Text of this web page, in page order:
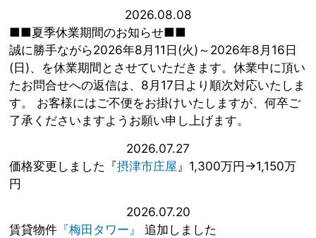
2026.08.08
■■夏季休業期間のお知らせ■■
誠に勝手ながら2026年8月11日(火)～2026年8月16日
(日)、を休業期間とさせていただきます。休業中に頂い
たお問合せへの返信は、8月17日より順次対応いたしま
す。 お客様にはご不便をお掛けいたしますが、何卒ご
了承くださいますようお願い申し上げます。
2026.07.27
価格変更しました『摂津市庄屋』1,300万円→1,150万
円
2026.07.20
賃貸物件 『梅田タワー』
追加しました